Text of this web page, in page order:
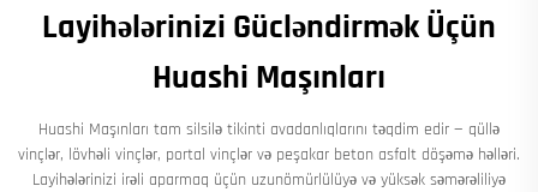
Layihələrinizi Gücləndirmək Üçün
Huashi Maşınları
Huashi Maşınları tam silsilə tikinti avadanlıqlarını təqdim edir — qüllə
vinçlər, lövhəli vinçlər, portal vinçlər və peşakar beton asfalt döşəmə həlləri.
Layihələrinizi irəli aparmaq üçün uzunömürlülüyə və yüksək səmərəliliyə